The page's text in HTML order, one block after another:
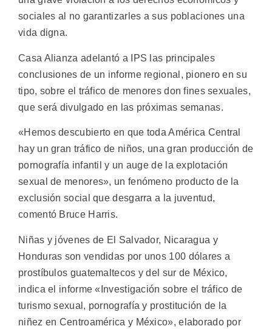
sociales al no garantizarles a sus poblaciones una
vida digna.
Casa Alianza adelantó a IPS las principales
conclusiones de un informe regional, pionero en su
tipo, sobre el tráfico de menores don fines sexuales,
que será divulgado en las próximas semanas.
«Hemos descubierto en que toda América Central
hay un gran tráfico de niños, una gran producción de
pornografía infantil y un auge de la explotación
sexual de menores», un fenómeno producto de la
exclusión social que desgarra a la juventud,
comentó Bruce Harris.
Niñas y jóvenes de El Salvador, Nicaragua y
Honduras son vendidas por unos 100 dólares a
prostíbulos guatemaltecos y del sur de México,
indica el informe «Investigación sobre el tráfico de
turismo sexual, pornografía y prostitución de la
niñez en Centroamérica y México», elaborado por